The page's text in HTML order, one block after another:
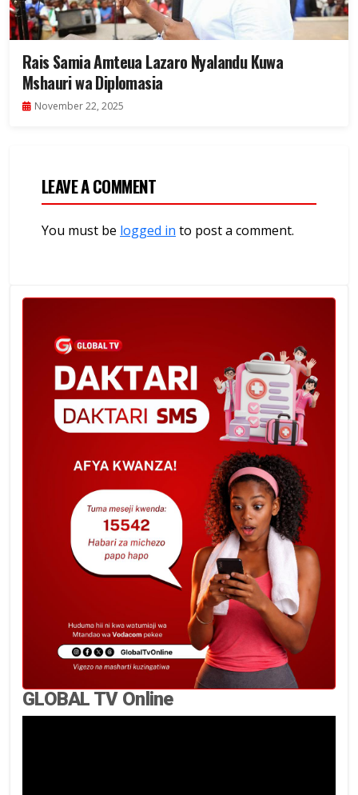
Rais Samia Amteua Lazaro Nyalandu Kuwa
Mshauri wa Diplomasia
November 22, 2025
LEAVE A COMMENT
You must be logged in to post a comment.
GLOBAL TV Online